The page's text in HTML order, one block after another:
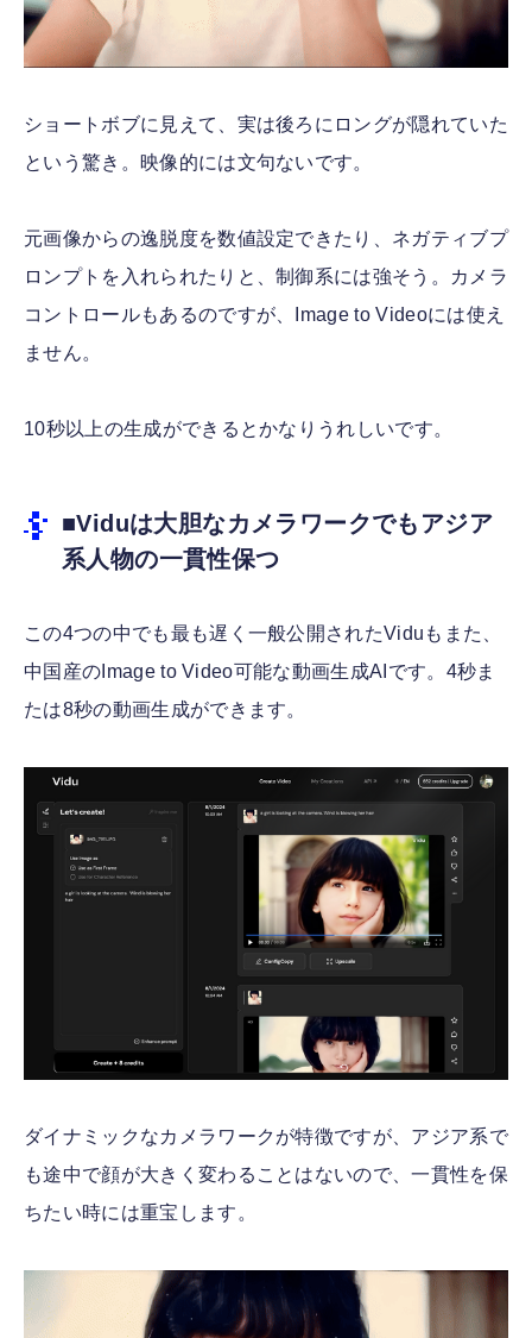
ショートボブに見えて、実は後ろにロングが隠れていた
という驚き。映像的には文句ないです。
元画像からの逸脱度を数値設定できたり、ネガティブプ
ロンプトを入れられたりと、制御系には強そう。カメラ
コントロールもあるのですが、Image to Videoには使え
ません。
10秒以上の生成ができるとかなりうれしいです。
■Viduは大胆なカメラワークでもアジア
系人物の一貫性保つ
この4つの中でも最も遅く一般公開されたViduもまた、
中国産のImage to Video可能な動画生成AIです。4秒ま
たは8秒の動画生成ができます。
ダイナミックなカメラワークが特徴ですが、アジア系で
も途中で顔が大きく変わることはないので、一貫性を保
ちたい時には重宝します。